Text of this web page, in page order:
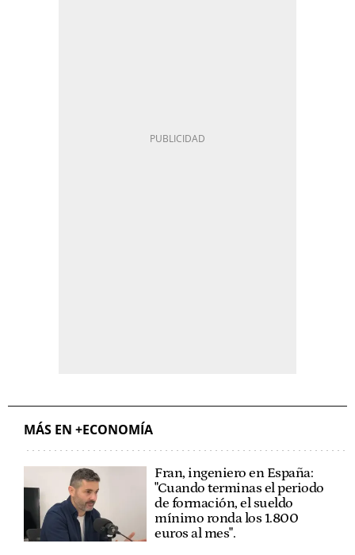
MÁS EN +ECONOMÍA
Fran, ingeniero en España:
"Cuando terminas el periodo
de formación, el sueldo
mínimo ronda los 1.800
euros al mes".